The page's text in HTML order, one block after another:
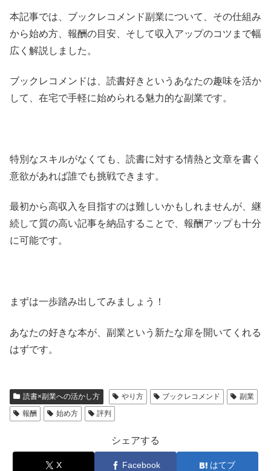
本記事では、ブックレコメンド副業について、その仕組み
から始め方、報酬の目安、そして収入アップのコツまで幅
広く解説しました。
ブックレコメンドは、読書好きというあなたの趣味を活か
して、在宅で手軽に始められる魅力的な副業です。
特別なスキルがなくても、読書に対する情熱と文章を書く
意欲があれば誰でも挑戦できます。
最初から高収入を目指すのは難しいかもしれませんが、継
続して質の高い記事を納品することで、報酬アップも十分
に可能です。
まずは一歩踏み出してみましょう！
あなたの好きな本が、副業という新たな扉を開いてくれる
はずです。
読書×副業への活かし方 やり方 ブックレコメンド
副業
報酬
始め方 評判
シェアする
X Facebook はてブ